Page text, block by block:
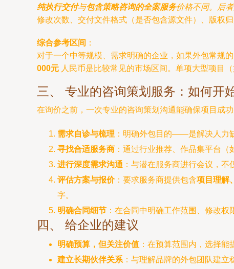
纯执行交付与包含策略咨询的全案服务价格不同。后
修改次数、交付文件格式（是否包含源文件）、版权归
综合参考区间 ：
对于一个中等规模、需求明确的企业，如果外包常规
000元 人民币是比较常见的市场区间。单项大型项目
三、 专业的咨询策划服务：如何开
在询价之前，一次专业的咨询策划沟通能确保项目成
需求自诊与梳理 ：明确外包目的——是解决人力
寻找合适服务商 ：通过行业推荐、作品集平台
进行深度需求沟通 ：与潜在服务商进行会议，
评估方案与报价：要求服务商提供包含项目理解
字。
明确合同细节 ：在合同中明确工作范围、修改
四、 给企业的建议
明确预算，但关注价值 ：在预算范围内，选择
建立长期伙伴关系 ：与理解品牌的外包团队建